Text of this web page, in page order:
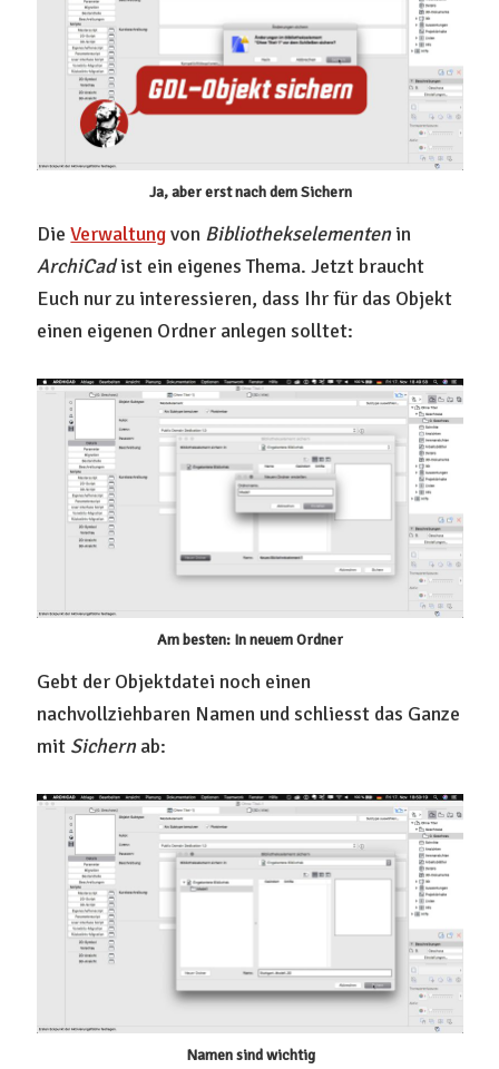
Ja, aber erst nach dem Sichern
DieVerwaltungvon Bibliothekselementen in
ArchiCadist ein eigenes Thema. Jetzt braucht
Euch nur zu interessieren, dass Ihr für das Objekt
einen eigenen Ordner anlegen solltet:
Am besten: In neuem Ordner
Gebt der Objektdatei noch einen
nachvollziehbaren Namen und schliesst das Ganze
mit Sichern ab:
Namen sind wichtig